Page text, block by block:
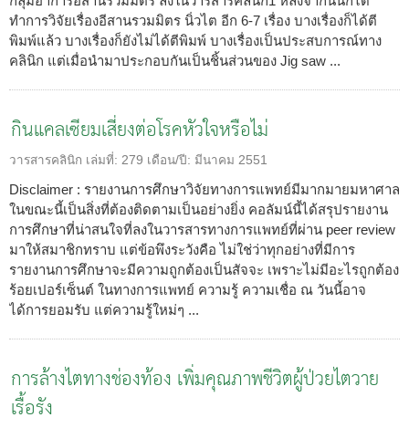
ทำการวิจัยเรื่องอีสานรวมมิตร นิ่วไต อีก 6-7 เรื่อง บางเรื่องก็ได้ตี
พิมพ์แล้ว บางเรื่องก็ยังไม่ได้ตีพิมพ์ บางเรื่องเป็นประสบการณ์ทาง
คลินิก แต่เมื่อนำมาประกอบกันเป็นชิ้นส่วนของ Jig saw ...
กินแคลเซียมเสี่ยงต่อโรคหัวใจหรือไม่
วารสารคลินิก เล่มที่: 279 เดือน/ปี: มีนาคม 2551
Disclaimer : รายงานการศึกษาวิจัยทางการแพทย์มีมากมายมหาศาล
ในขณะนี้เป็นสิ่งที่ต้องติดตามเป็นอย่างยิ่ง คอลัมน์นี้ได้สรุปรายงาน
การศึกษาที่น่าสนใจที่ลงในวารสารทางการแพทย์ที่ผ่าน peer review
มาให้สมาชิกทราบ แต่ข้อพึงระวังคือ ไม่ใช่ว่าทุกอย่างที่มีการ
รายงานการศึกษาจะมีความถูกต้องเป็นสัจจะ เพราะไม่มีอะไรถูกต้อง
ร้อยเปอร์เซ็นต์ ในทางการแพทย์ ความรู้ ความเชื่อ ณ วันนี้อาจ
ได้การยอมรับ แต่ความรู้ใหม่ๆ ...
การล้างไตทางช่องท้อง เพิ่มคุณภาพชีวิตผู้ป่วยไตวาย
เรื้อรัง